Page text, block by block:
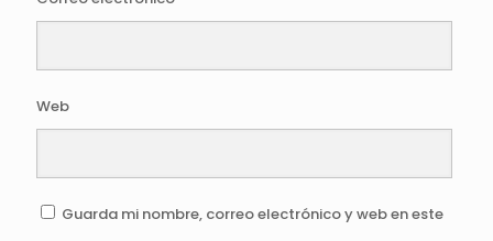
Web
Guarda mi nombre, correo electrónico y web en este